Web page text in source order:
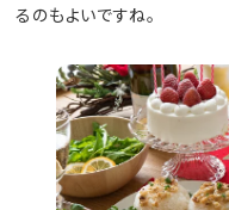
るのもよいですね。